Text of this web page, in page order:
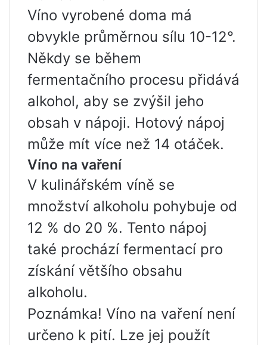
Víno vyrobené doma má
obvykle průměrnou sílu 10-12°.
Někdy se během
fermentačního procesu přidává
alkohol, aby se zvýšil jeho
obsah v nápoji. Hotový nápoj
může mít více než 14 otáček.
Víno na vaření
V kulinářském víně se
množství alkoholu pohybuje od
12 % do 20 %. Tento nápoj
také prochází fermentací pro
získání většího obsahu
alkoholu.
Poznámka! Víno na vaření není
určeno k pití. Lze jej použít